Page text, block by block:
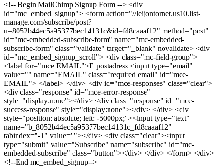
<!-- Begin MailChimp Signup Form --> <div
id="mc_embed_signup"> <form action="//leijontornet.us10.list-
manage.com/subscribe/post?
u=8052b44ec5a95377bec14131c&id=fd8caaaf12" method="post"
id="mc-embedded-subscribe-form" name="mc-embedded-
subscribe-form" class="validate" target="_blank" novalidate> <div
id="mc_embed_signup_scroll"> <div class="mc-field-group">
<label for="mce-EMAIL">E-postadress <input type="email"
value="" name="EMAIL" class="required email" id="mce-
EMAIL"> </label> </div> <div id="mce-responses" class="clear">
<div class="response" id="mce-error-response"
style="display:none"></div> <div class="response" id="mce-
success-response" style="display:none"></div> </div> <div
style="position: absolute; left: -5000px;"><input type="text"
name="b_8052b44ec5a95377bec14131c_fd8caaaf12"
tabindex="-1" value=""></div> <div class="clear"><input
type="submit" value="Subscribe" name="subscribe" id="mc-
embedded-subscribe" class="button"></div> </div> </form> </div>
<!--End mc_embed_signup-->